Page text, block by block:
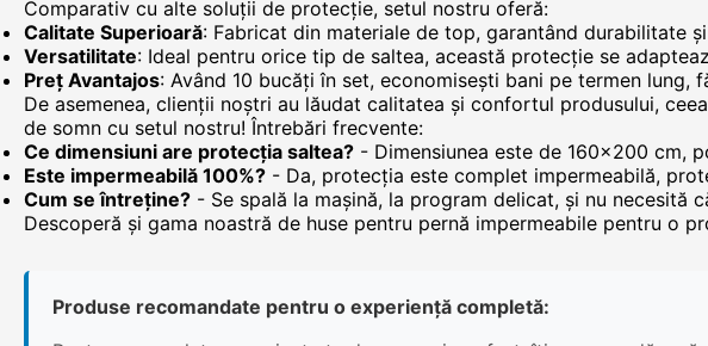
Comparativ cu alte soluții de protecție, setul nostru oferă:
Calitate Superioară: Fabricat din materiale de top, garantând durabilitate
Versatilitate: Ideal pentru orice tip de saltea, această protecție se
Preț Avantajos: Având 10 bucăți în set, economisești bani pe termen lung,
De asemenea, clienții noștri au lăudat calitatea și confortul produsului,
de somn cu setul nostru! Întrebări frecvente:
Ce dimensiuni are protecția saltea? - Dimensiunea este de 160x200 cm,
Este impermeabilă 100%? - Da, protecția este complet impermeabilă,
Cum se întreține? - Se spală la mașină, la program delicat, și nu necesită
Descoperă și gama noastră de huse pentru pernă impermeabile pentru o
Produse recomandate pentru o experiență completă: